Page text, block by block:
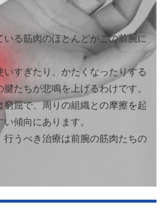
いる筋肉のほとんどがこの前腕に
いすぎたり、かたくなったりする
たちが悲鳴を上げるわけです。
窮屈で、周りの組織との摩擦を起
傾向にあります。
行うべき治療は前腕の筋肉たちの